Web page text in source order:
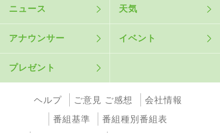
ニュース 天気
アナウンサー イベント
プレゼント
ヘルプ ご意見 ご感想
会社情報
番組基準
番組種別番組表